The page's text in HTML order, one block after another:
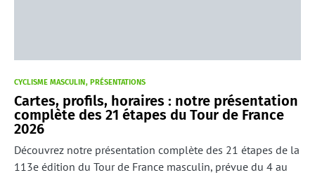
CYCLISME MASCULIN PRÉSENTATIONS
Cartes, profils, horaires : notre présentation
complète des 21 étapes du Tour de France
2026
Découvrez notre présentation complète des 21 étapes de la
113e édition du Tour de France masculin, prévue du 4 au